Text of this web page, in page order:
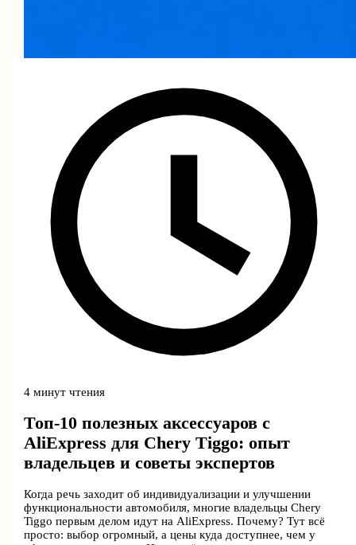
4 минут чтения
Топ-10 полезных аксессуаров с
AliExpress для Chery Tiggo: опыт
владельцев и советы экспертов
Когда речь заходит об индивидуализации и улучшении
функциональности автомобиля, многие владельцы Chery
Tiggo первым делом идут на AliExpress. Почему? Тут всё
просто: выбор огромный, а цены куда доступнее, чем у